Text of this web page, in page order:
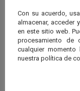
Tecnología —
Con su acuerdo,
almacenar, acceder
en este sitio web.
procesamiento de
cualquier
nuestra política de